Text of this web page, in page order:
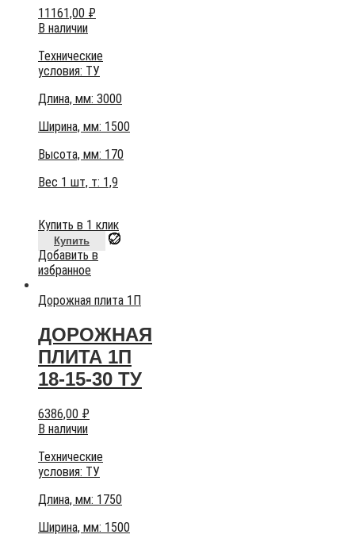
11161,00 ₽
В наличии
Технические
условия: ТУ
Длина, мм: 3000
Ширина, мм: 1500
Высота, мм: 170
Вес 1 шт, т: 1,9
Купить в 1 клик
Купить
Добавить в
избранное
Дорожная плита 1П
ДОРОЖНАЯ
ПЛИТА 1П
18-15-30 ТУ
6386,00 ₽
В наличии
Технические
условия: ТУ
Длина, мм: 1750
Ширина, мм: 1500